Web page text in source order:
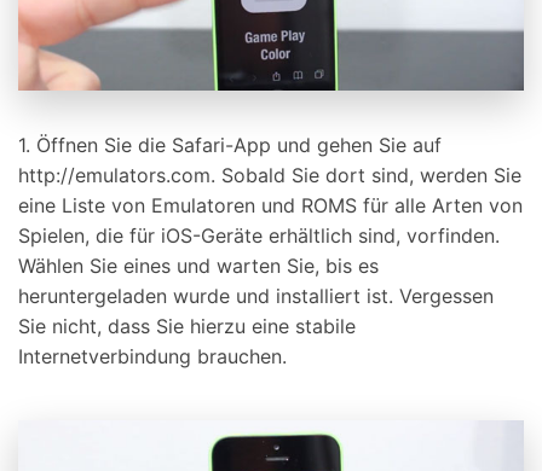
1. Öffnen Sie die Safari-App und gehen Sie auf
http://emulators.com. Sobald Sie dort sind, werden Sie
eine Liste von Emulatoren und ROMS für alle Arten von
Spielen, die für iOS-Geräte erhältlich sind, vorfinden.
Wählen Sie eines und warten Sie, bis es
heruntergeladen wurde und installiert ist. Vergessen
Sie nicht, dass Sie hierzu eine stabile
Internetverbindung brauchen.